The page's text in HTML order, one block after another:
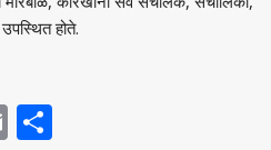
होते.
Email